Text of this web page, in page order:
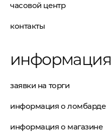
часовой центр
контакты
информация
заявки на торги
информация о ломбарде
информация о магазине